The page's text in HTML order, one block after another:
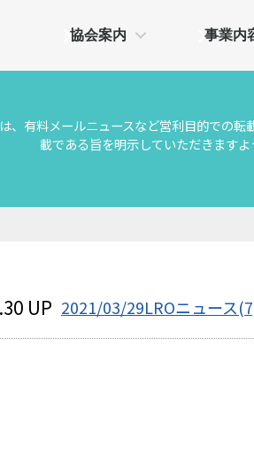
協会案内 事業内
、有料メールニュースなど営利目的での
載である旨を明示していただきますよ
UP 2021/03/29LROニュース